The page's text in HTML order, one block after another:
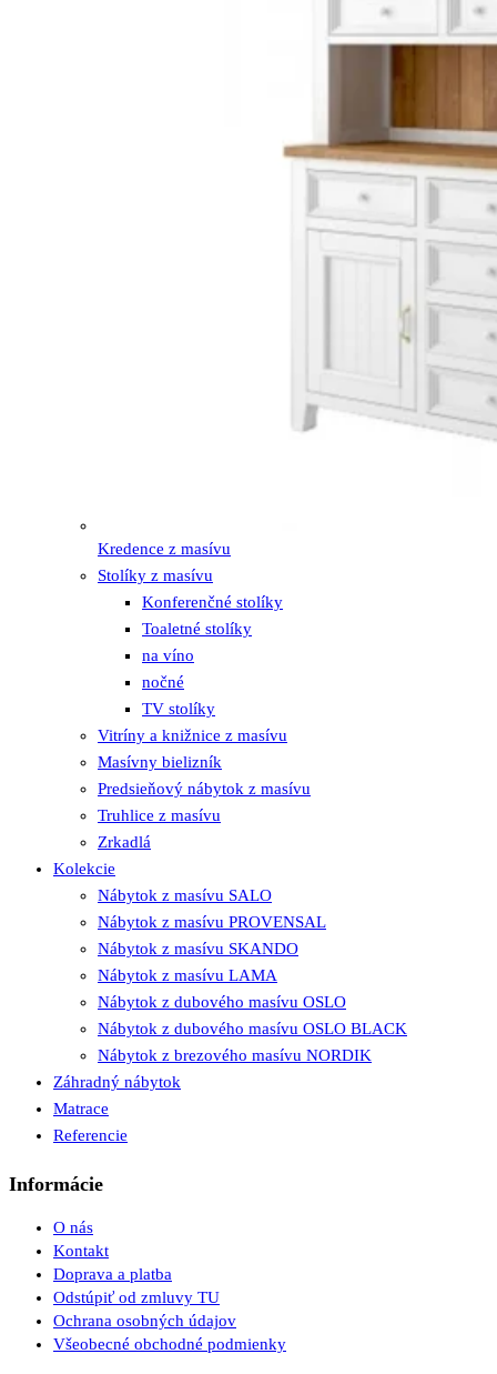
Kredence z masívu
Stolíky z masívu
Konferenčné stolíky
Toaletné stolíky
na víno
nočné
TV stolíky
Vitríny a knižnice z masívu
Masívny bielizník
Predsieňový nábytok z masívu
Truhlice z masívu
Zrkadlá
Kolekcie
Nábytok z masívu SALO
Nábytok z masívu PROVENSAL
Nábytok z masívu SKANDO
Nábytok z masívu LAMA
Nábytok z dubového masívu OSLO
Nábytok z dubového masívu OSLO BLACK
Nábytok z brezového masívu NORDIK
Záhradný nábytok
Matrace
Referencie
Informácie
O nás
Kontakt
Doprava a platba
Odstúpiť od zmluvy TU
Ochrana osobných údajov
Všeobecné obchodné podmienky